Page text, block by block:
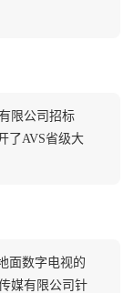
限公司招标
了AVS省级大
面数字电视的
媒有限公司针